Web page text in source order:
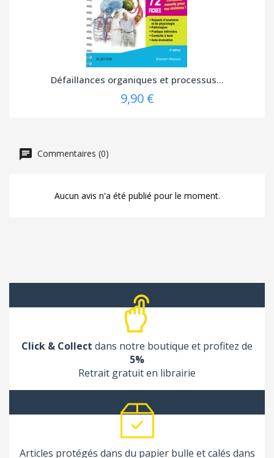
Défaillances organiques et processus...
9,90 €
Commentaires (0)
Aucun avis n'a été publié pour le moment.
Click & Collect dans notre boutique et profitez de
5%
Retrait gratuit en librairie
Articles protégés dans du papier bulle et calés dans